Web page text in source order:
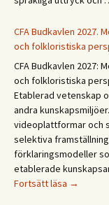
CFA Budkavlen 2027.
och folkloristiska
CFA Budkavlen 2027:
och folkloristiska
Etablerad vetenskap
andra
videoplattformar och
selektiva
förklaringsmodeller
etablerade
Fortsätt läsa CFA
→